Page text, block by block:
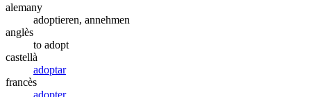
alemany
adoptieren, annehmen
anglès
to adopt
castellà
adoptar
francès
adopter